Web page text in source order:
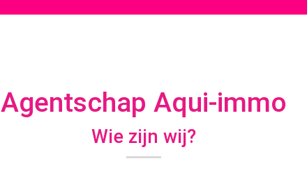
Agentschap Aqui-immo
Wie zijn wij?